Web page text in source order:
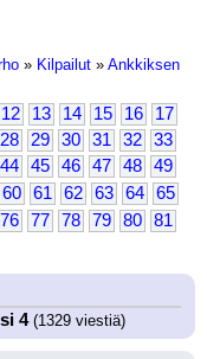
» Kilpailut » Ankkiksen
12 13 14 15 16
17
28 29 30 31 32
33
44 45 46 47 48
49
60 61 62 63 64
65
76 77 78 79 80
81
4(1329 viestiä)